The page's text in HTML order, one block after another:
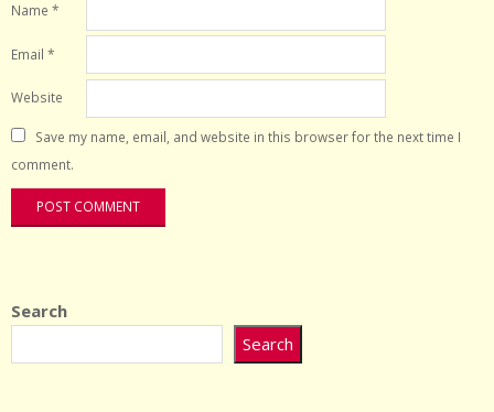
Name *
Email *
Website
Save my name, email, and website in this browser for the next time I
comment.
Search
Search